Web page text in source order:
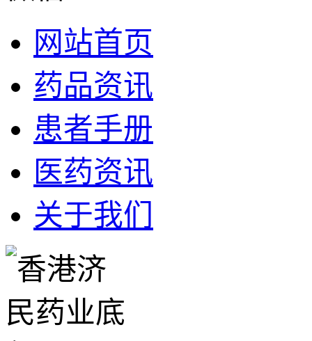
网站首页
药品资讯
患者手册
医药资讯
关于我们